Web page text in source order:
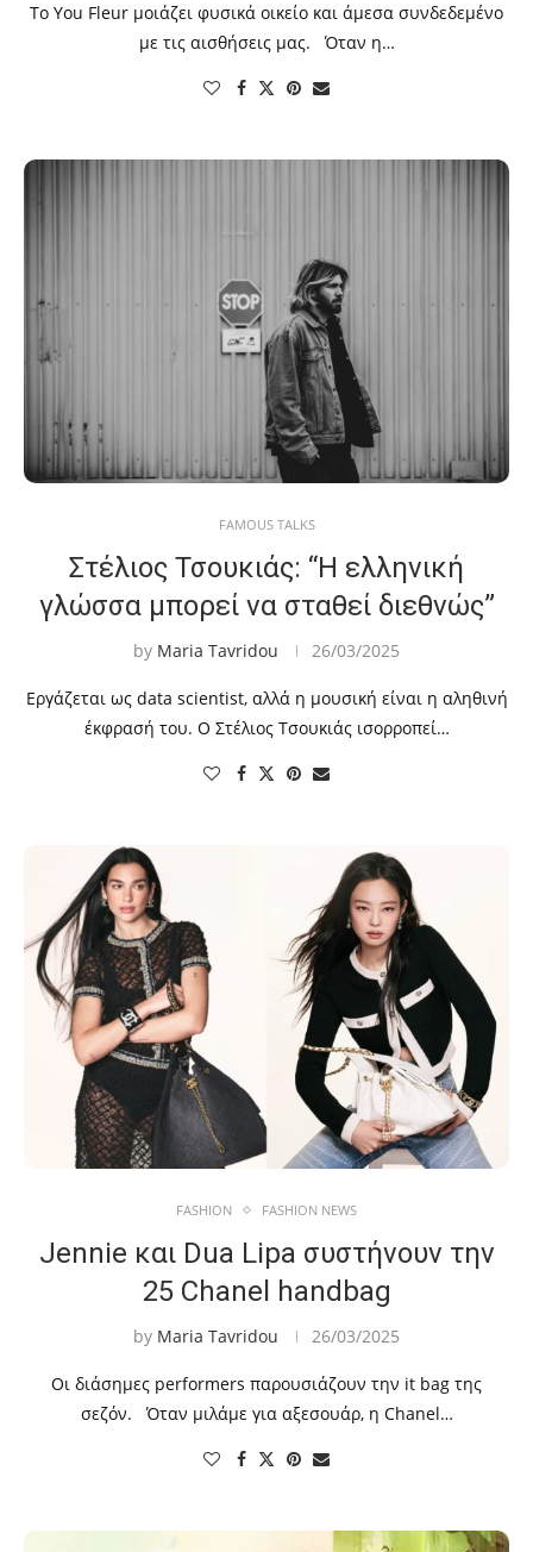
Το You Fleur μοιάζει φυσικά οικείο και άμεσα συνδεδεμένο
με τις αισθήσεις μας. Όταν η…
FAMOUS TALKS
Στέλιος Τσουκιάς: “Η ελληνική
γλώσσα μπορεί να σταθεί διεθνώς”
by Maria Tavridou 26/03/2025
Εργάζεται ως data scientist, αλλά η μουσική είναι η αληθινή
έκφρασή του. Ο Στέλιος Τσουκιάς ισορροπεί…
FASHION FASHION NEWS
Jennie και Dua Lipa συστήνουν την
25 Chanel handbag
by Maria Tavridou 26/03/2025
Οι διάσημες performers παρουσιάζουν την it bag της
σεζόν. Όταν μιλάμε για αξεσουάρ, η Chanel…